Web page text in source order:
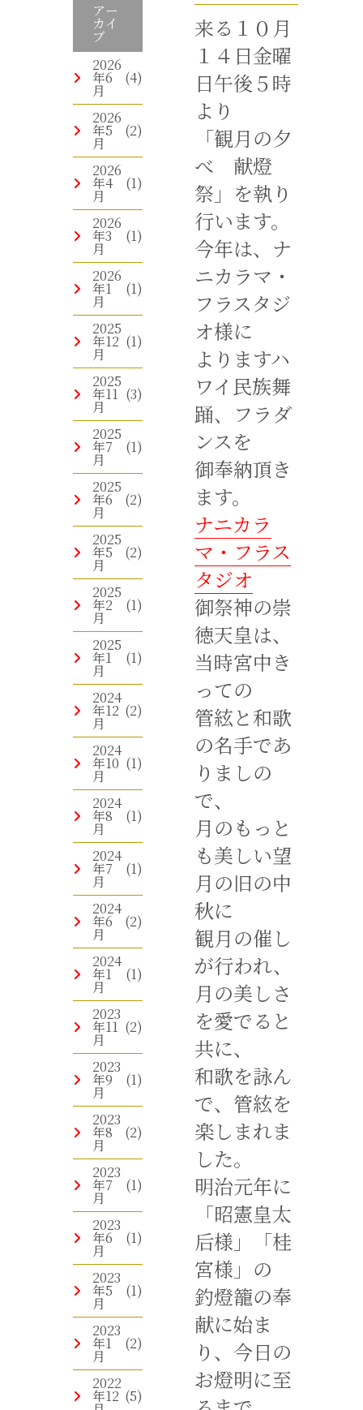
アー
カイ
ブ
2026
年6
月
(4)
2026
年5
月
(2)
2026
年4
月
(1)
2026
年3
月
(1)
2026
年1
月
(1)
2025
年12
月
(1)
2025
年11
月
(3)
2025
年7
月
(1)
2025
年6
月
(2)
2025
年5
月
(2)
2025
年2
月
(1)
2025
年1
月
(1)
2024
年12
月
(2)
2024
年10
月
(1)
2024
年8
月
(1)
2024
年7
月
(1)
2024
年6
月
(2)
2024
年1
月
(1)
2023
年11
月
(2)
2023
年9
月
(1)
2023
年8
月
(2)
2023
年7
月
(1)
2023
年6
月
(1)
2023
年5
月
(1)
2023
年1
月
(2)
2022
年12 (5)
来る１０月
１４日金曜
日午後５時
より
「観月の夕
べ 献燈
祭」を執り
行います。
今年は、ナ
ニカラマ・
フラスタジ
オ様に
よりますハ
ワイ民族舞
踊、フラダ
ンスを
御奉納頂き
ます。
ナニカラ
マ・フラス
タジオ
御祭神の崇
徳天皇は、
当時宮中き
っての
管絃と和歌
の名手であ
りましの
で、
月のもっと
も美しい望
月の旧の中
秋に
観月の催し
が行われ、
月の美しさ
を愛でると
共に、
和歌を詠ん
で、管絃を
楽しまれま
した。
明治元年に
「昭憲皇太
后様」「桂
宮様」の
釣燈籠の奉
献に始ま
り、今日の
お燈明に至